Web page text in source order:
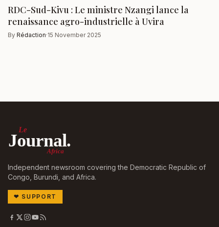
RDC-Sud-Kivu : Le ministre Nzangi lance la
renaissance agro-industrielle à Uvira
By Rédaction·15 November 2025
Le
Journal.
Africa
Independent newsroom covering the Democratic Republic of
Congo, Burundi, and Africa.
❤ SUPPORT